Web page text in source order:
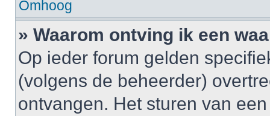
Omhoog
» Waarom ontving ik een
Op ieder forum gelden
(volgens de beheerder)
ontvangen. Het sturen van